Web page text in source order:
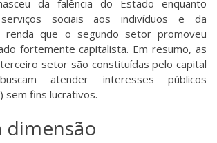
da falência do Estado enquanto
sociais aos indivíduos e da
renda que o segundo setor promoveu
fortemente capitalista. Em resumo, as
setor são constituídas pelo capital
atender interesses públicos
sem fins lucrativos.
dimensão